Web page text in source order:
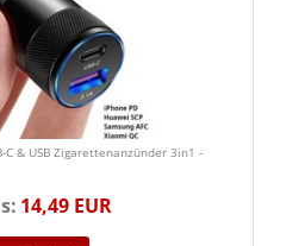
C & USB Zigarettenanzünder 3in1 -
14,49 EUR